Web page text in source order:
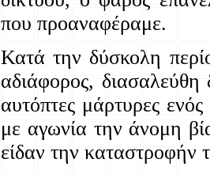
που προαναφέραμε.
Κατά την δύσκολη
αδιάφορος,
αυτόπτες μάρτυρες
με αγωνία την άνομη
είδαν την καταστροφήν